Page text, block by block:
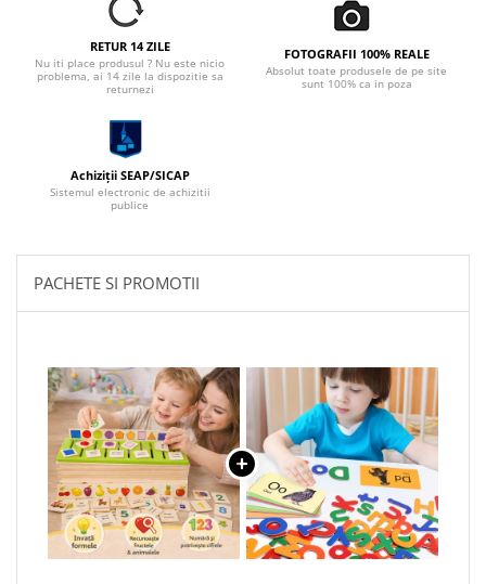
RETUR 14 ZILE
Nu iti place produsul ? Nu este nicio
problema, ai 14 zile la dispozitie sa
returnezi
FOTOGRAFII 100% REALE
Absolut toate produsele de pe site
sunt 100% ca in poza
Achiziții SEAP/SICAP
Sistemul electronic de achizitii
publice
PACHETE SI PROMOTII